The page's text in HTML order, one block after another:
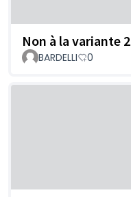
Non à la variante 2
BARDELLI 0